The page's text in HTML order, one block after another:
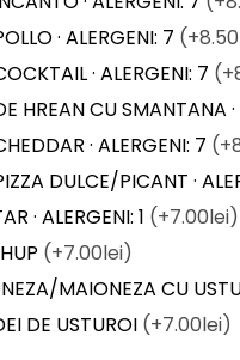
· ALERGENI: 7
· ALERGENI: 7
HREAN CU SMANTANA
· ALERGENI: 7
DULCE/PICANT ·
· ALERGENI: 1 (+7.00lei)
(+7.00lei)
MAIONEZA CU
DE USTUROI (+7.00lei)